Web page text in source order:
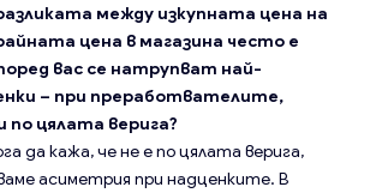
между изкупната цена на
цена в магазина често е
вас се натрупват най-
– при преработвателите,
цялата верига?
да кажа, че не е по цялата верига,
асиметрия при надценките. В